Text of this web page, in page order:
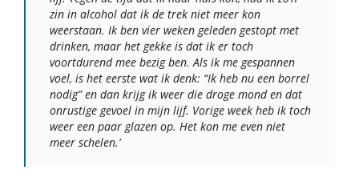
zin in alcohol dat ik de trek niet meer kon
weerstaan. Ik ben vier weken geleden gestopt met
drinken, maar het gekke is dat ik er toch
voortdurend mee bezig ben. Als ik me gespannen
voel, is het eerste wat ik denk: “Ik heb nu een borrel
nodig” en dan krijg ik weer die droge mond en dat
onrustige gevoel in mijn lijf. Vorige week heb ik toch
weer een paar glazen op. Het kon me even niet
meer schelen.’